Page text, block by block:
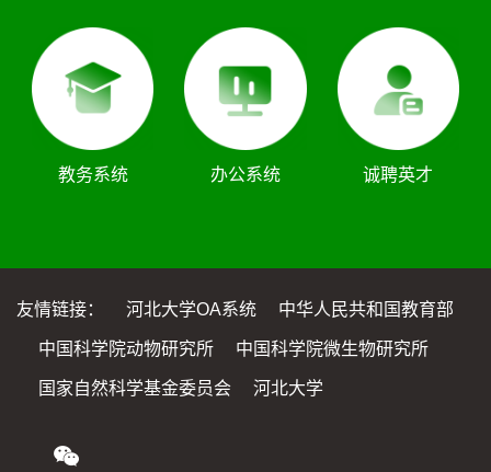
教务系统 办公系统 诚聘英才
友情链接： 河北大学OA系统 中华人民共和国教育部
中国科学院动物研究所 中国科学院微生物研究所
国家自然科学基金委员会 河北大学